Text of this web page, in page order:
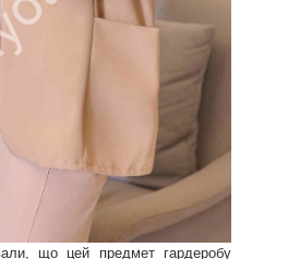
що цей предмет гардеробу